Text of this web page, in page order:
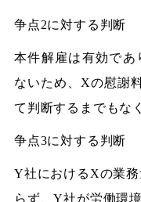
争点2に対する判断
本件解雇は有効であ
ないため、Xの慰謝
て判断するまでもな
争点3に対する判断
Y社におけるXの業
らず、Y社が労働環